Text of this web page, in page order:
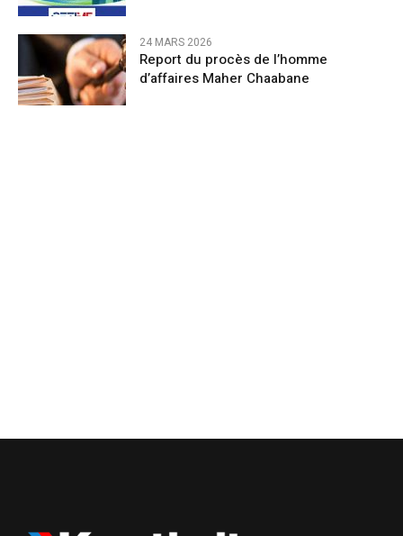
24 MARS 2026
Report du procès de l’homme
d’affaires Maher Chaabane